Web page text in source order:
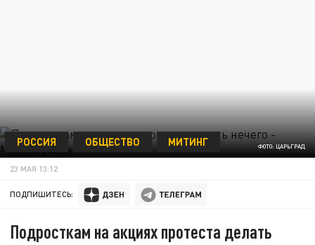
ФОТО: ЦАРЬГРАД
РОССИЯ ОБЩЕСТВО МИТИНГ
23 МАЯ 13:12
ПОДПИШИТЕСЬ:
Подросткам на акциях протеста делать